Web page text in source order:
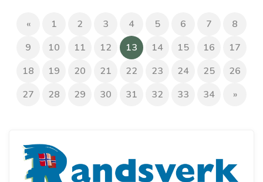
« 1 2 3 4 5 6 7
8
9
10 11 12 13 (current)
14 15 16
17
18
19 20 21 22 23 24 25
26
27
28 29 30 31 32 33 34 »